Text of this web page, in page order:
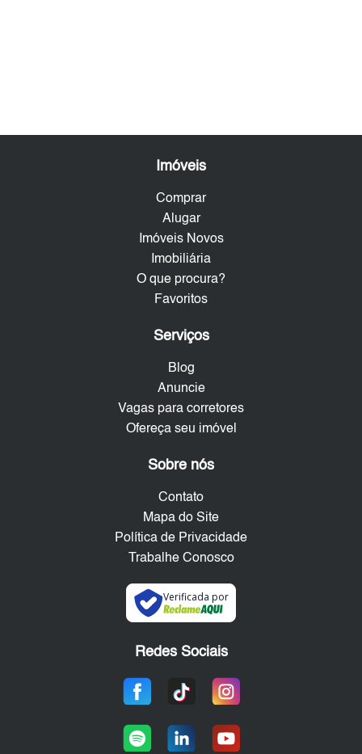
Imóveis
Comprar
Alugar
Imóveis Novos
Imobiliária
O que procura?
Favoritos
Serviços
Blog
Anuncie
Vagas para corretores
Ofereça seu imóvel
Sobre nós
Contato
Mapa do Site
Política de Privacidade
Trabalhe Conosco
Verificada por
Redes Sociais